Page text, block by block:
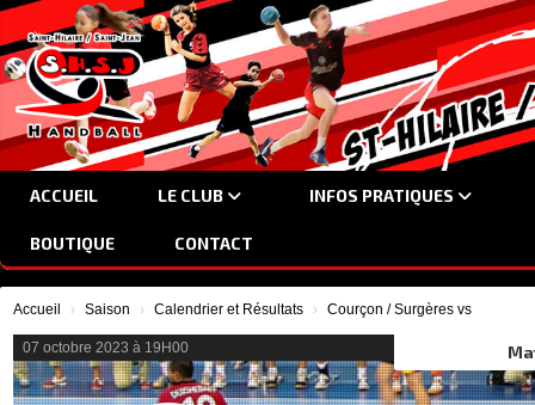
ACCUEIL LE CLUB INFOS PRATIQUES
BOUTIQUE CONTACT
Accueil Saison Calendrier et Résultats Courçon / Surgères vs
07 octobre 2023 à 19H00
Panneau de gestion des cookies